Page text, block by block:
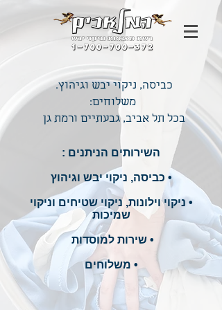
כביסה, ניקוי יבש וגיהוץ.
משלוחים:
בכל תל אביב, גבעתיים ורמת גן
השירותים הניתנים :
• כביסה, ניקוי יבש וגיהוץ
• ניקוי וילונות, ניקוי שטיחים וניקוי
שמיכות
• שירות למוסדות
• משלוחים